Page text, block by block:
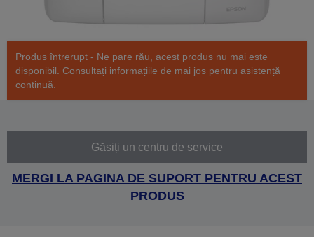
Produs întrerupt - Ne pare rău, acest produs nu mai este
disponibil. Consultați informațiile de mai jos pentru asistență
continuă.
Găsiți un centru de service
MERGI LA PAGINA DE SUPORT PENTRU ACEST
PRODUS